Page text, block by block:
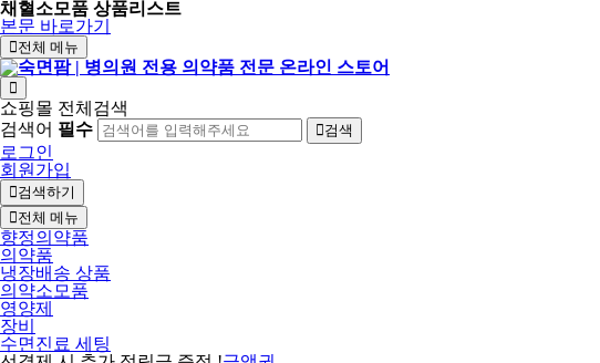
채혈소모품 상품리스트
본문 바로가기
전체 메뉴
쇼핑몰 전체검색
검색어 필수 검색
로그인
회원가입
검색하기
전체 메뉴
향정의약품
의약품
냉장배송 상품
의약소모품
영양제
장비
수면진료 세팅